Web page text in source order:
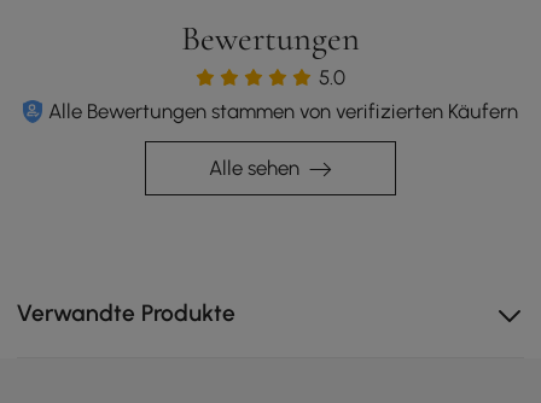
Bewertungen
5.0
Alle Bewertungen stammen von verifizierten Käufern
Alle sehen
Verwandte Produkte